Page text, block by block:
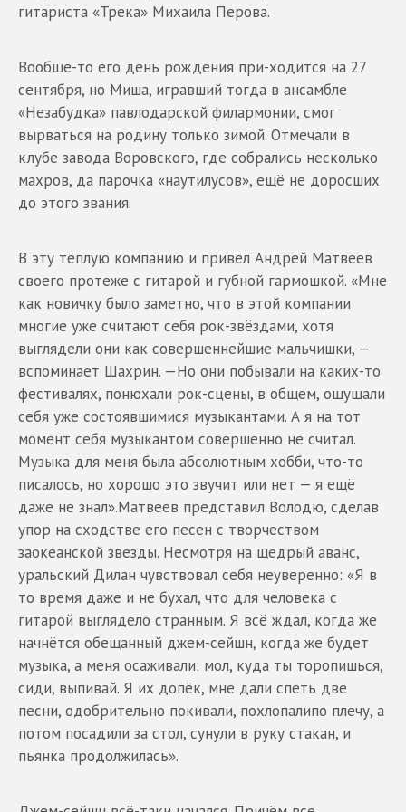
гитариста «Трека» Михаила Перова.
Вообще-то его день рождения при-ходится на 27
сентября, но Миша, игравший тогда в ансамбле
«Незабудка» павлодарской филармонии, смог
вырваться на родину только зимой. Отмечали в
клубе завода Воровского, где собрались несколько
махров, да парочка «наутилусов», ещё не доросших
до этого звания.
В эту тёплую компанию и привёл Андрей Матвеев
своего протеже с гитарой и губной гармошкой. «Мне
как новичку было заметно, что в этой компании
многие уже считают себя рок-звёздами, хотя
выглядели они как совершеннейшие мальчишки, —
вспоминает Шахрин. —Но они побывали на каких-то
фестивалях, понюхали рок-сцены, в общем, ощущали
себя уже состоявшимися музыкантами. А я на тот
момент себя музыкантом совершенно не считал.
Музыка для меня была абсолютным хобби, что-то
писалось, но хорошо это звучит или нет — я ещё
даже не знал».Матвеев представил Володю, сделав
упор на сходстве его песен с творчеством
заокеанской звезды. Несмотря на щедрый аванс,
уральский Дилан чувствовал себя неуверенно: «Я в
то время даже и не бухал, что для человека с
гитарой выглядело странным. Я всё ждал, когда же
начнётся обещанный джем-сейшн, когда же будет
музыка, а меня осаживали: мол, куда ты торопишься,
сиди, выпивай. Я их допёк, мне дали спеть две
песни, одобрительно покивали, похлопалипо плечу, а
потом посадили за стол, сунули в руку стакан, и
пьянка продолжилась».